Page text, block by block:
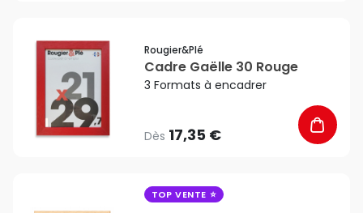
Rougier&plé
Cadre Gaëlle 30 Rouge
3 Formats à encadrer
Dès 17,35 €
TOP VENTE